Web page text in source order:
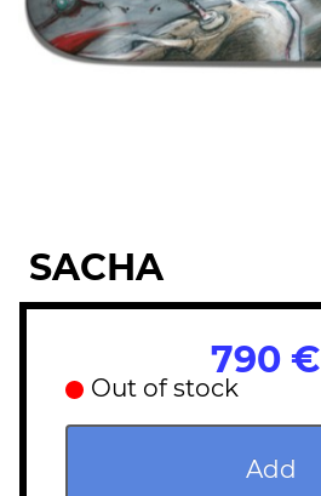
SACHA
790 €
Out of stock
Add